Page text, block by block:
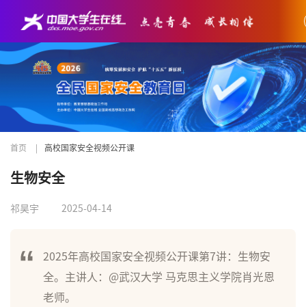
首页 高校国家安全视频公开课
生物安全
祁昊宇 2025-04-14
2025年高校国家安全视频公开课第7讲：生物安
全。主讲人：@武汉大学 马克思主义学院肖光恩
老师。